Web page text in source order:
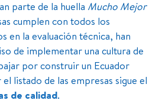
parte de la huella Mucho Mejor
cumplen con todos los
en la evaluación técnica, han
de implementar una cultura de
por construir un Ecuador
listado de las empresas sigue el
de calidad.